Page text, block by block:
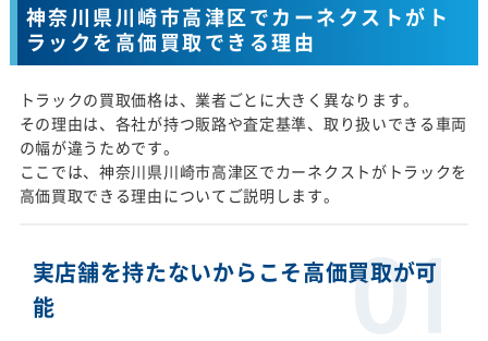
神奈川県川崎市高津区でカーネクストがト
ラックを高価買取できる理由
トラックの買取価格は、業者ごとに大きく異なります。
その理由は、各社が持つ販路や査定基準、取り扱いできる車両
の幅が違うためです。
ここでは、神奈川県川崎市高津区でカーネクストがトラックを
高価買取できる理由についてご説明します。
実店舗を持たないからこそ高価買取が可
能